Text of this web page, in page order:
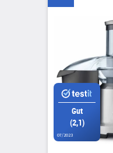
Gut
(2,1)
07/2023